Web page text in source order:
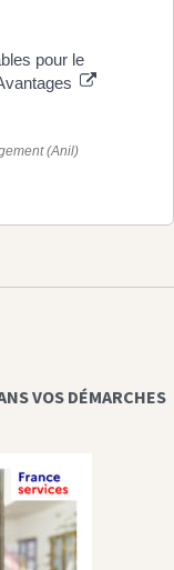
pour le
(Anil)
VOS DÉMARCHES